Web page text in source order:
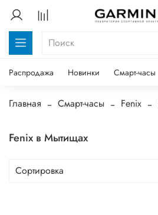
Распродажа Новинки Смарт-часы
Главная Смарт-часы Fenix
Fenix в Мытищах